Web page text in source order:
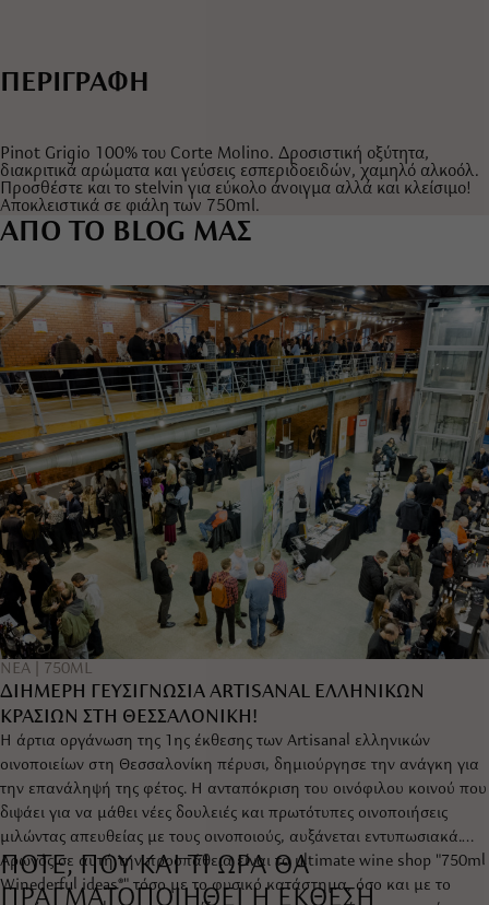
ΠΕΡΙΓΡΑΦΗ
Pinot Grigio 100% του Corte Molino. Δροσιστική οξύτητα,
διακριτικά αρώματα και γεύσεις εσπεριδοειδών, χαμηλό αλκοόλ.
Προσθέστε και το stelvin για εύκολο άνοιγμα αλλά και κλείσιμο!
Αποκλειστικά σε φιάλη των 750ml.
ΑΠΟ ΤΟ BLOG ΜΑΣ
ΝΕΑ 750ML
ΔΙΗΜΕΡΗ ΓΕΥΣΙΓΝΩΣΙΑ ARTISANAL ΕΛΛΗΝΙΚΩΝ
ΚΡΑΣΙΩΝ ΣΤΗ ΘΕΣΣΑΛΟΝΙΚΗ!
Η άρτια οργάνωση της 1ης έκθεσης των Artisanal ελληνικών
οινοποιείων στη Θεσσαλονίκη πέρυσι, δημιούργησε την ανάγκη για
την επανάληψή της φέτος. Η ανταπόκριση του οινόφιλου κοινού που
διψάει για να μάθει νέες δουλειές και πρωτότυπες οινοποιήσεις
μιλώντας απευθείας με τους οινοποιούς, αυξάνεται εντυπωσιακά.
Αρωγός σε αυτή την προσπάθεια είναι το ultimate wine shop "750ml
Winederful ideas®" τόσο με το φυσικό κατάστημα, όσο και με το
ΠΟΤΕ, ΠΟΥ ΚΑΙ ΤΙ ΩΡΑ ΘΑ
ΠΡΑΓΜΑΤΟΠΟΙΗΘΕΙ Η ΕΚΘΕΣΗ